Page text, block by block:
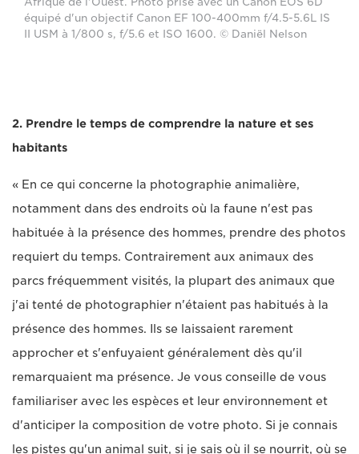
équipé d'un objectif Canon EF 100-400mm f/4.5-5.6L IS
II USM à 1/800 s, f/5.6 et ISO 1600. © Daniël Nelson
2. Prendre le temps de comprendre la nature et ses
habitants
« En ce qui concerne la photographie animalière,
notamment dans des endroits où la faune n'est pas
habituée à la présence des hommes, prendre des photos
requiert du temps. Contrairement aux animaux des
parcs fréquemment visités, la plupart des animaux que
j'ai tenté de photographier n'étaient pas habitués à la
présence des hommes. Ils se laissaient rarement
approcher et s'enfuyaient généralement dès qu'il
remarquaient ma présence. Je vous conseille de vous
familiariser avec les espèces et leur environnement et
d'anticiper la composition de votre photo. Si je connais
les pistes qu'un animal suit, si je sais où il se nourrit, où se